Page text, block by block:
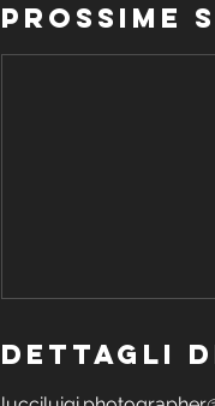
Prossime
Dettagli